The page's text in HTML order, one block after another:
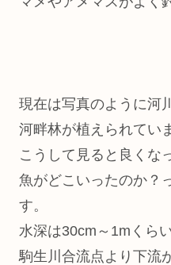
現在は写真のように河
河畔林が植えられてい
こうして見ると良くな
魚がどこいったのか？
す。
水深は30cm～1mくら
駒生川合流点より下流